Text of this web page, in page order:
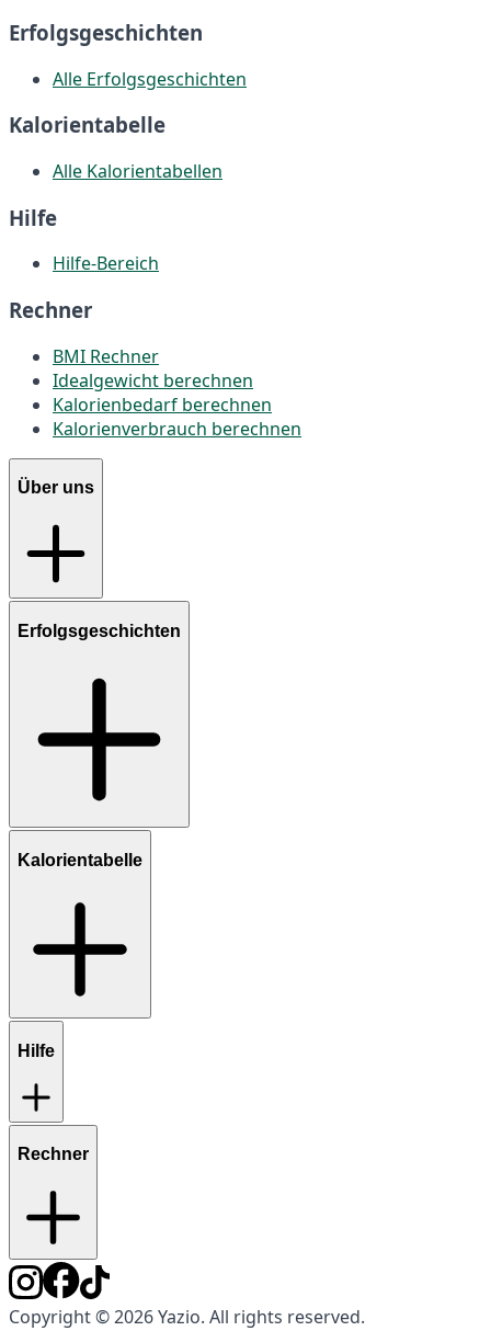
Erfolgsgeschichten
Alle Erfolgsgeschichten
Kalorientabelle
Alle Kalorientabellen
Hilfe
Hilfe-Bereich
Rechner
BMI Rechner
Idealgewicht berechnen
Kalorienbedarf berechnen
Kalorienverbrauch berechnen
Über uns
Erfolgsgeschichten
Kalorientabelle
Hilfe
Rechner
Copyright © 2026 Yazio. All rights reserved.